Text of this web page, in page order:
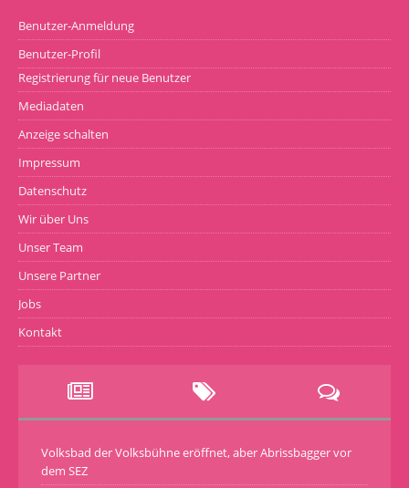
Benutzer-Anmeldung
Benutzer-Profil
Registrierung für neue Benutzer
Mediadaten
Anzeige schalten
Impressum
Datenschutz
Wir über Uns
Unser Team
Unsere Partner
Jobs
Kontakt
Volksbad der Volksbühne eröffnet, aber Abrissbagger vor
dem SEZ